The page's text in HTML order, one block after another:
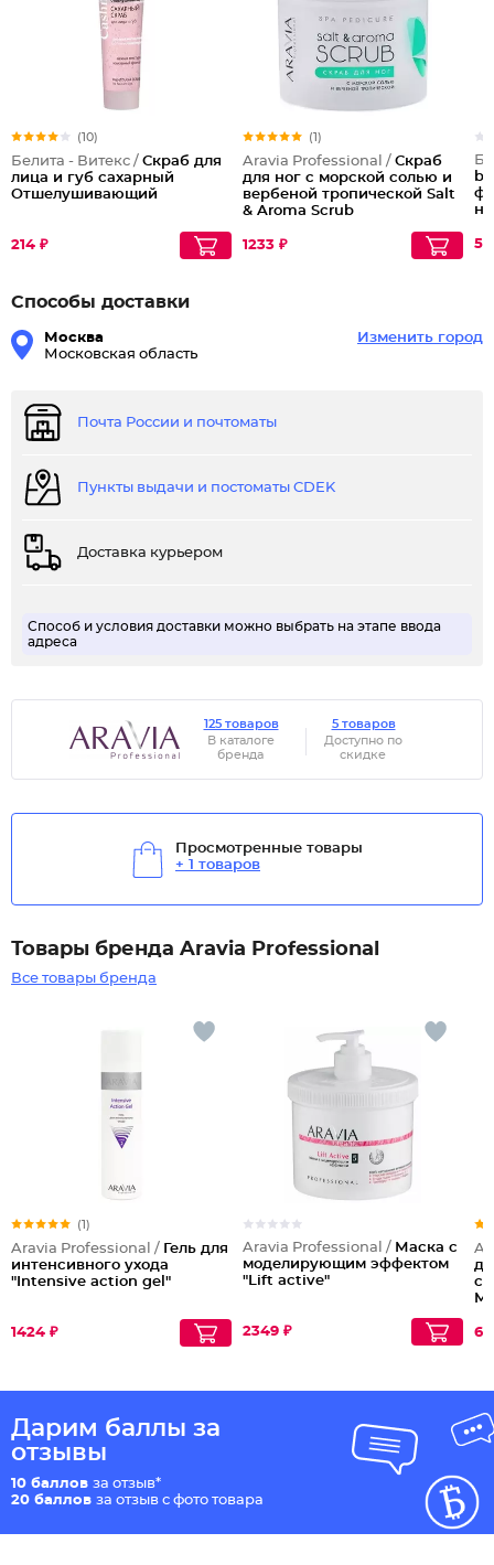
(10)
Белита - Витекс / Скраб для
лица и губ сахарный
Отшелушивающий
214 ₽
(1)
Aravia Professional / Скраб
для ног с морской солью и
вербеной тропической Salt
& Aroma Scrub
1233 ₽
Способы доставки
Москва
Московская область
Изменить город
Почта России и почтоматы
Пункты выдачи и постоматы CDEK
Доставка курьером
Способ и условия доставки можно выбрать на этапе ввода
адреса
125 товаров
В каталоге
бренда
5 товаров
Доступно по
скидке
Просмотренные товары
+ 1 товаров
Товары бренда Aravia Professional
Все товары бренда
(1)
Aravia Professional / Гель для
интенсивного ухода
"Intensive action gel"
1424 ₽
Aravia Professional / Маска с
моделирующим эффектом
"Lift active"
2349 ₽
Дарим баллы за
отзывы
10 баллов за отзыв*
20 баллов за отзыв с фото товара